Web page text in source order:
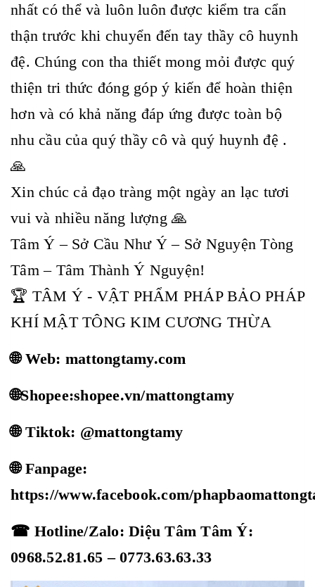
nhất có thể và luôn luôn được kiểm tra cẩn
thận trước khi chuyển đến tay thầy cô huynh
đệ. Chúng con tha thiết mong mỏi được quý
thiện tri thức đóng góp ý kiến để hoàn thiện
hơn và có khả năng đáp ứng được toàn bộ
nhu cầu của quý thầy cô và quý huynh đệ .
🙏
Xin chúc cả đạo tràng một ngày an lạc tươi
vui và nhiều năng lượng 🙏
Tâm Ý – Sở Cầu Như Ý – Sở Nguyện Tòng
Tâm – Tâm Thành Ý Nguyện!
🏆 TÂM Ý - VẬT PHẨM PHÁP BẢO PHÁP
KHÍ MẬT TÔNG KIM CƯƠNG THỪA
🌐 Web: mattongtamy.com
🌐Shopee:shopee.vn/mattongtamy
🌐 Tiktok: @mattongtamy
🌐 Fanpage:
https://www.facebook.com/
☎ Hotline/Zalo: Diệu Tâm Tâm Ý:
0968.52.81.65 – 0773.63.63.33